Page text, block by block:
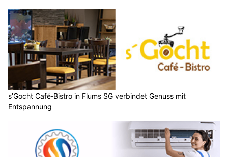
s’Gocht Café‑Bistro in Flums SG verbindet Genuss mit
Entspannung